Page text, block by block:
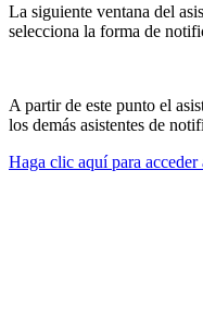
La siguiente ventana del
selecciona la forma de
A partir de este punto el
los demás asistentes de
Haga clic aquí para